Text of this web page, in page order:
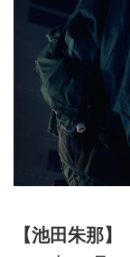
【池田朱那】